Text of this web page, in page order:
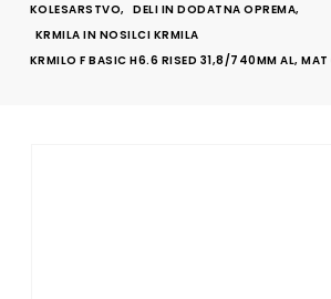
KOLESARSTVO, DELI IN DODATNA OPREMA,
KRMILA IN NOSILCI KRMILA
KRMILO F BASIC H6.6 RISED 31,8/740MM AL, MAT